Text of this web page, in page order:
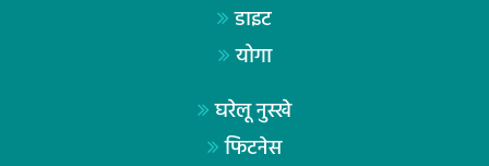
डाइट
योगा
घरेलू नुस्खे
फिटनेस